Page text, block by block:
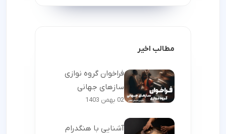
مطالب اخیر
فراخوان گروه نوازی
سازهای جهانی
02 بهمن 1403
آشنایی با هنگدرام